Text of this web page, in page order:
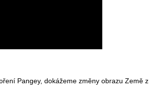
Pangey, dokážeme změny obrazu Země z